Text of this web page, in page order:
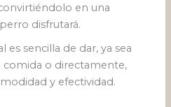
en una
disfrutará.
es sencilla de dar, ya sea
comida o directamente,
y efectividad.